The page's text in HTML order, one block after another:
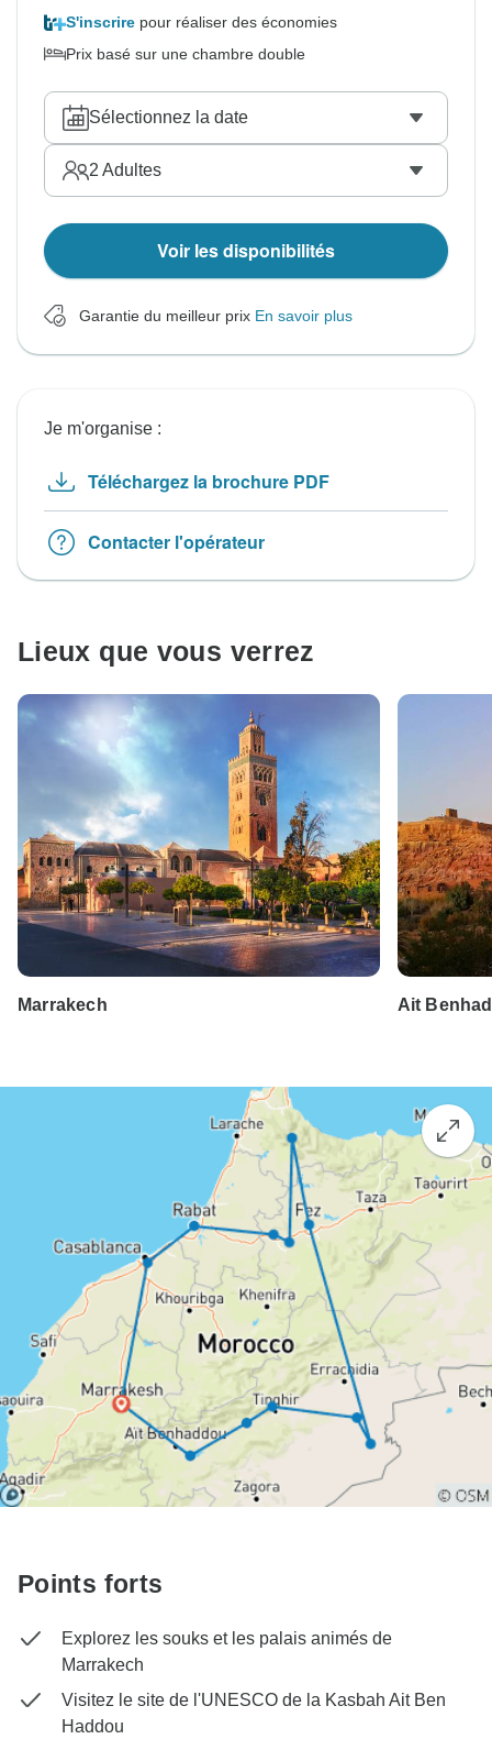
S'inscrire pour réaliser des économies
Prix basé sur une chambre double
Sélectionnez la date
2 Adultes
Voir les disponibilités
Garantie du meilleur prix En savoir plus
Je m'organise :
Téléchargez la brochure PDF
Contacter l'opérateur
Lieux que vous verrez
Marrakech Ait
Points forts
Explorez les souks et les palais animés de
Marrakech
Visitez le site de l'UNESCO de la Kasbah Ait Ben
Haddou